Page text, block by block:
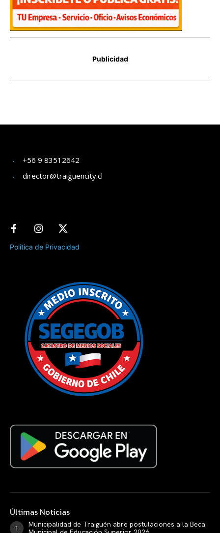
+56 9 83512642
director@traiguencity.cl
Política de Privacidad
Últimas Noticias
Municipalidad de Traiguén abre postulaciones a la Beca